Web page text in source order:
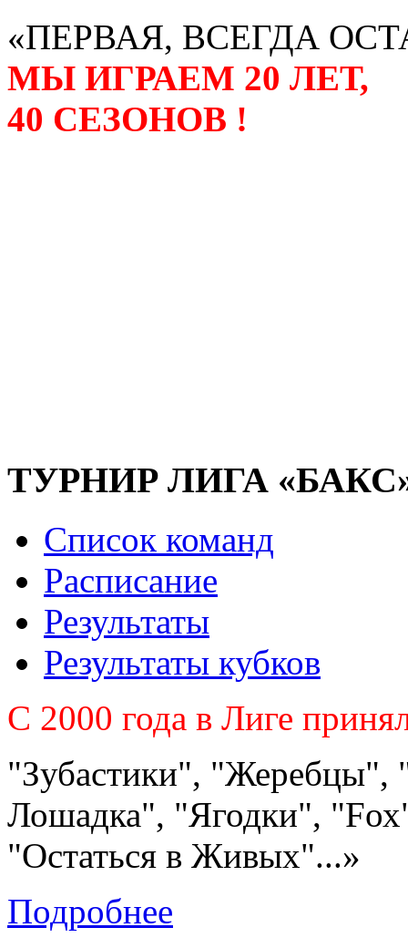
«ПЕРВАЯ, ВСЕГДА
МЫ ИГРАЕМ 20 ЛЕТ,
40 СЕЗОНОВ !
ТУРНИР ЛИГА
Список команд
Расписание
Результаты
Результаты кубков
C 2000 года в Лиге
"Зубастики", "Жеребцы",
Лошадка", "Ягодки",
"Остаться в Живых"...»
Подробнее